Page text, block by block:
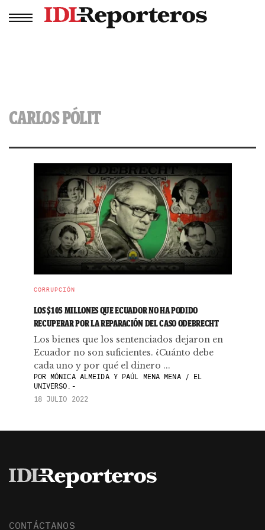
CARLOS PÓLIT
CORRUPCIÓN
LOS $105 MILLONES QUE ECUADOR NO HA PODIDO
RECUPERAR POR LA REPARACIÓN DEL CASO ODEBRECHT
Los bienes que los sentenciados dejaron en
Ecuador no son suficientes. ¿Cuánto debe
cada uno y por qué el dinero ...
PORMÓNICA ALMEIDA Y PAÚL MENA MENA / EL
UNIVERSO.-
18 JULIO 2022
CONTÁCTANOS